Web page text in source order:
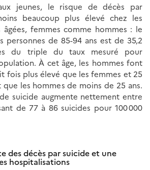
jeunes, le risque de décès par
beaucoup plus élevé chez les
âgées, femmes comme hommes : le
personnes de 85-94 ans est de 35,2
du triple du taux mesuré pour
À cet âge, les hommes font
fois plus élevé que les femmes et 25
les hommes de moins de 25 ans.
suicide augmente nettement entre
de 77 à 86 suicides pour 100 000
des décès par suicide et une
hospitalisations